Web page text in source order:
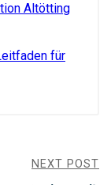
Altötting
für
NEXT POST